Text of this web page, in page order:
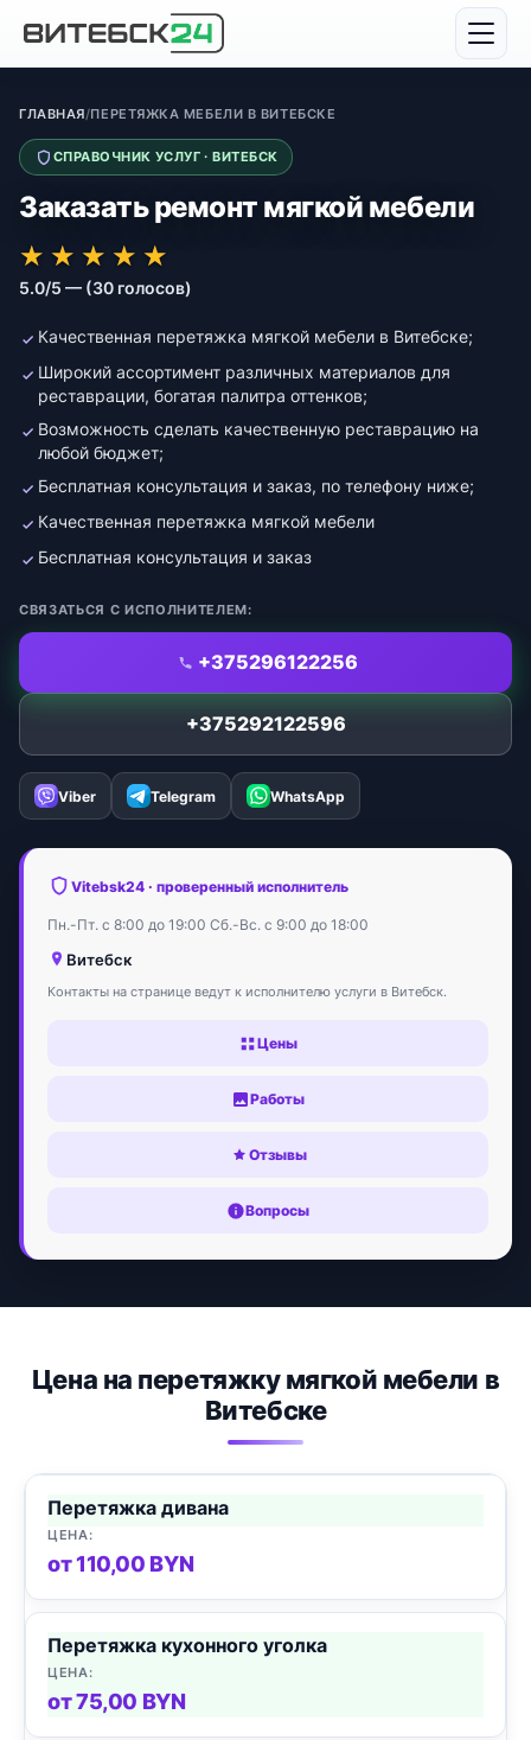
ГЛАВНАЯ/ПЕРЕТЯЖКА МЕБЕЛИ В ВИТЕБСКЕ
СПРАВОЧНИК УСЛУГ · ВИТЕБСК
Заказать ремонт мягкой мебели
★★★★★
★★★★★
★ ★ ★ ★ ★
5.0/5 — (30 голосов)
Качественная перетяжка мягкой мебели в Витебске;
Широкий ассортимент различных материалов для
реставрации, богатая палитра оттенков;
Возможность сделать качественную реставрацию на
любой бюджет;
Бесплатная консультация и заказ, по телефону ниже;
Качественная перетяжка мягкой мебели
Бесплатная консультация и заказ
СВЯЗАТЬСЯ С ИСПОЛНИТЕЛЕМ:
+375296122256
+375292122596
Viber Telegram WhatsApp
Vitebsk24 · проверенный исполнитель
Пн.-Пт. с 8:00 до 19:00 Сб.-Вс. с 9:00 до 18:00
Витебск
Контакты на странице ведут к исполнителю услуги в Витебск.
Цены
Работы
Отзывы
Вопросы
Цена на перетяжку мягкой мебели в
Витебске
Перетяжка дивана
от 110,00 BYN
Перетяжка кухонного уголка
от 75,00 BYN